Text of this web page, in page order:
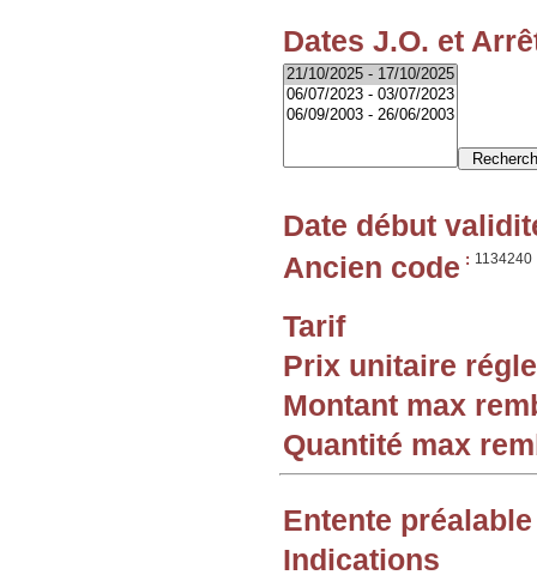
Dates J.O. et
Date début
Ancien code : 1134240
Tarif
Prix unitaire
Montant max
Quantité max
Entente préalable
Indications